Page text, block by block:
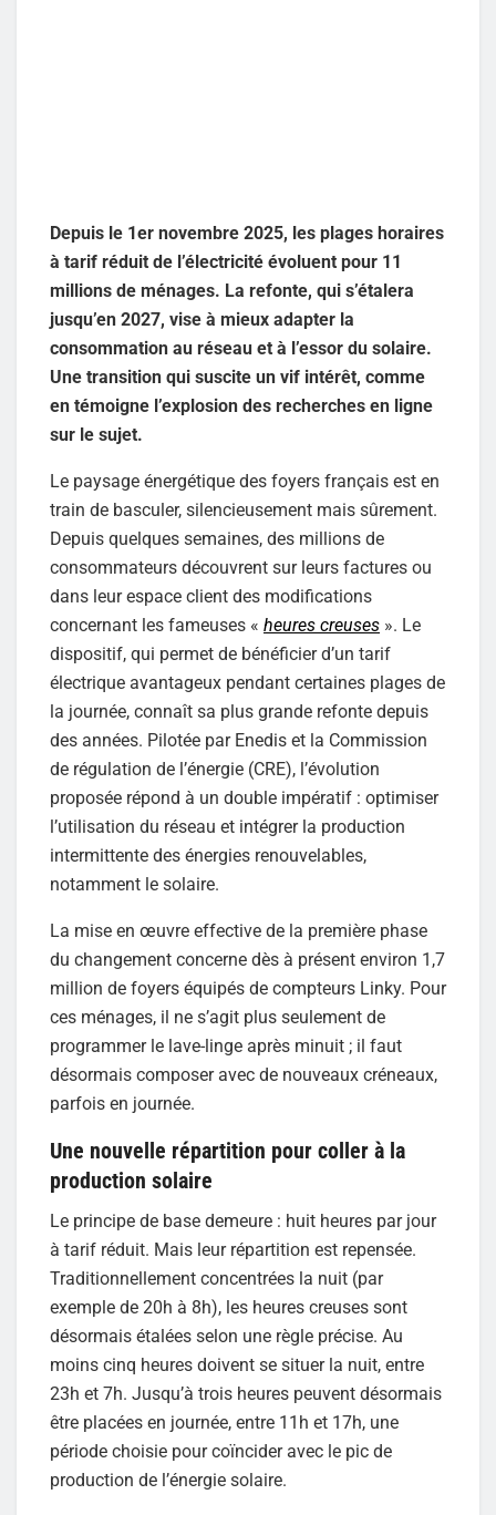
Depuis le 1er novembre 2025, les plages horaires
à tarif réduit de l’électricité évoluent pour 11
millions de ménages. La refonte, qui s’étalera
jusqu’en 2027, vise à mieux adapter la
consommation au réseau et à l’essor du solaire.
Une transition qui suscite un vif intérêt, comme
en témoigne l’explosion des recherches en ligne
sur le sujet.
Le paysage énergétique des foyers français est en
train de basculer, silencieusement mais sûrement.
Depuis quelques semaines, des millions de
consommateurs découvrent sur leurs factures ou
dans leur espace client des modifications
concernant les fameuses « heures creuses ». Le
dispositif, qui permet de bénéficier d’un tarif
électrique avantageux pendant certaines plages de
la journée, connaît sa plus grande refonte depuis
des années. Pilotée par Enedis et la Commission
de régulation de l’énergie (CRE), l’évolution
proposée répond à un double impératif : optimiser
l’utilisation du réseau et intégrer la production
intermittente des énergies renouvelables,
notamment le solaire.
La mise en œuvre effective de la première phase
du changement concerne dès à présent environ 1,7
million de foyers équipés de compteurs Linky. Pour
ces ménages, il ne s’agit plus seulement de
programmer le lave-linge après minuit ; il faut
désormais composer avec de nouveaux créneaux,
parfois en journée.
Une nouvelle répartition pour coller à la
production solaire
Le principe de base demeure : huit heures par jour
à tarif réduit. Mais leur répartition est repensée.
Traditionnellement concentrées la nuit (par
exemple de 20h à 8h), les heures creuses sont
désormais étalées selon une règle précise. Au
moins cinq heures doivent se situer la nuit, entre
23h et 7h. Jusqu’à trois heures peuvent désormais
être placées en journée, entre 11h et 17h, une
période choisie pour coïncider avec le pic de
production de l’énergie solaire.